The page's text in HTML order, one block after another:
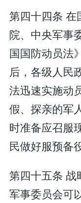
第四十四条 在
院、中央军事
国国防动员法
后，各级人民
法迅速实施动
假、探亲的军
时准备应召服
民做好服预备
第四十五条 战
军事委员会可